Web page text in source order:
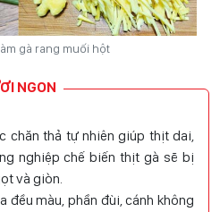
gà rang muối hột
NGON
chăn thả tự nhiên giúp thịt dai,
nghiệp chế biến thịt gà sẽ bị
và giòn.
đều màu, phần đùi, cánh không